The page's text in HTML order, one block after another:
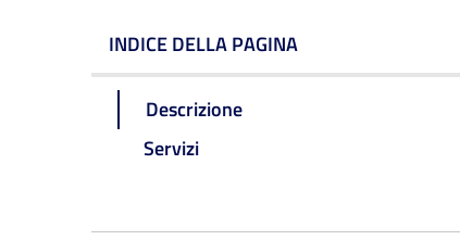
INDICE DELLA PAGINA
Descrizione
Servizi